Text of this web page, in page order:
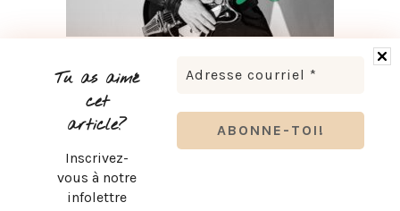
Tu as aimé
cet
article?
Inscrivez-
vous à notre
infolettre